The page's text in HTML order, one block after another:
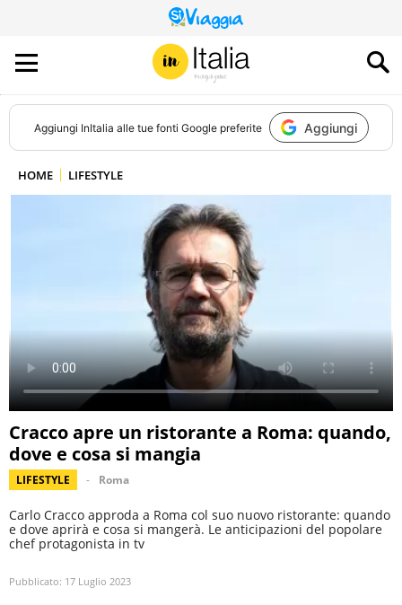
QUESTO
SITO
CONTRIBUISCE
ALL’AUDIENCE
DI
Aggiungi InItalia alle tue fonti Google preferite Aggiungi
HOME LIFESTYLE
Cracco apre un ristorante a Roma: quando,
dove e cosa si mangia
LIFESTYLE Roma
Carlo Cracco approda a Roma col suo nuovo ristorante: quando
e dove aprirà e cosa si mangerà. Le anticipazioni del popolare
chef protagonista in tv
Pubblicato: 17 Luglio 2023